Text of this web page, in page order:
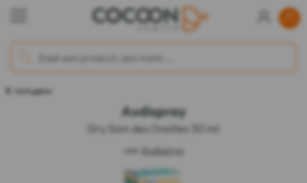
Oorhygiëne
Audispray
Dry Soin des Oreilles 30 ml
van Audispray